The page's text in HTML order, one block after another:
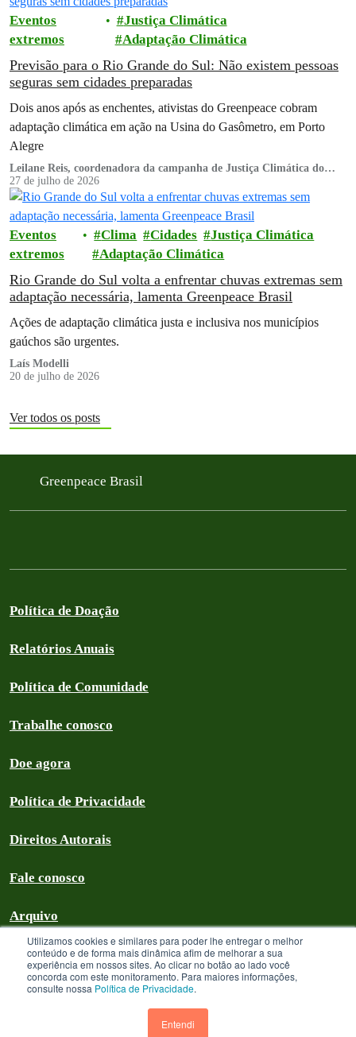
Utilizamos cookies e similares para poder lhe entregar o melhor
conteúdo e de forma mais dinâmica afim de melhorar a sua
experiência em nossos sites. Ao clicar no botão ao lado você
concorda com este monitoramento. Para maiores informações,
consulte nossa Política de Privacidade.
Entendi
Eventos
extremos
Justiça Climática
Adaptação Climática
Previsão para o Rio Grande do Sul: Não existem pessoas
seguras sem cidades preparadas
Dois anos após as enchentes, ativistas do Greenpeace cobram
adaptação climática em ação na Usina do Gasômetro, em Porto
Alegre
Leilane Reis, coordenadora da campanha de Justiça Climática do
Greenpeace Brasil
27 de julho de 2026
Eventos
extremos
Clima Cidades
Justiça Climática
Adaptação Climática
Rio Grande do Sul volta a enfrentar chuvas extremas sem
adaptação necessária, lamenta Greenpeace Brasil
Ações de adaptação climática justa e inclusiva nos municípios
gaúchos são urgentes.
Laís Modelli
20 de julho de 2026
Ver todos os posts
Greenpeace Brasil
Política de Doação
Relatórios Anuais
Política de Comunidade
Trabalhe conosco
Doe agora
Política de Privacidade
Direitos Autorais
Fale conosco
Arquivo
Greenpeace Brasil 2026
sem fins lucrativos que goza de isenção com relação aos tributos federais
devidos sobre suas receitas próprias. A menos que especificado o contrário,